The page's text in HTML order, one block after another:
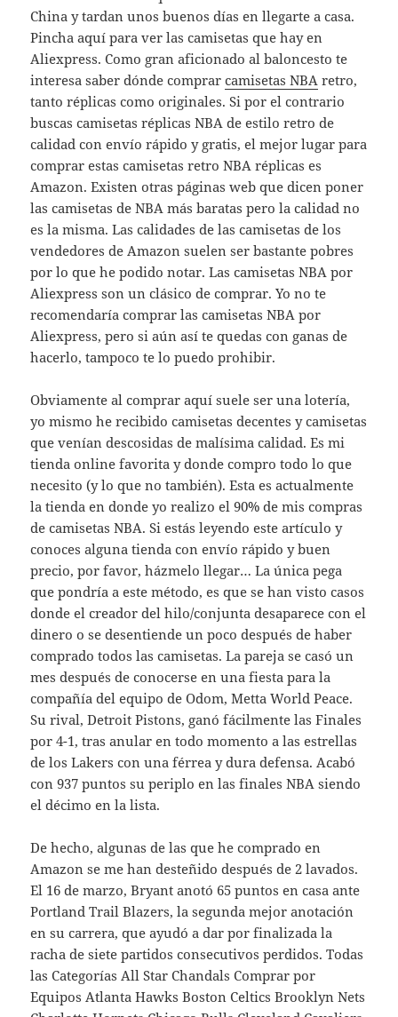
China y tardan unos buenos días en llegarte a casa.
Pincha aquí para ver las camisetas que hay en
Aliexpress. Como gran aficionado al baloncesto te
interesa saber dónde comprarcamisetas NBA retro,
tanto réplicas como originales. Si por el contrario
buscas camisetas réplicas NBA de estilo retro de
calidad con envío rápido y gratis, el mejor lugar para
comprar estas camisetas retro NBA réplicas es
Amazon. Existen otras páginas web que dicen poner
las camisetas de NBA más baratas pero la calidad no
es la misma. Las calidades de las camisetas de los
vendedores de Amazon suelen ser bastante pobres
por lo que he podido notar. Las camisetas NBA por
Aliexpress son un clásico de comprar. Yo no te
recomendaría comprar las camisetas NBA por
Aliexpress, pero si aún así te quedas con ganas de
hacerlo, tampoco te lo puedo prohibir.
Obviamente al comprar aquí suele ser una lotería,
yo mismo he recibido camisetas decentes y camisetas
que venían descosidas de malísima calidad. Es mi
tienda online favorita y donde compro todo lo que
necesito (y lo que no también). Esta es actualmente
la tienda en donde yo realizo el 90% de mis compras
de camisetas NBA. Si estás leyendo este artículo y
conoces alguna tienda con envío rápido y buen
precio, por favor, házmelo llegar… La única pega
que pondría a este método, es que se han visto casos
donde el creador del hilo/conjunta desaparece con el
dinero o se desentiende un poco después de haber
comprado todos las camisetas. La pareja se casó un
mes después de conocerse en una fiesta para la
compañía del equipo de Odom, Metta World Peace.
Su rival, Detroit Pistons, ganó fácilmente las Finales
por 4-1, tras anular en todo momento a las estrellas
de los Lakers con una férrea y dura defensa. Acabó
con 937 puntos su periplo en las finales NBA siendo
el décimo en la lista.
De hecho, algunas de las que he comprado en
Amazon se me han desteñido después de 2 lavados.
El 16 de marzo, Bryant anotó 65 puntos en casa ante
Portland Trail Blazers, la segunda mejor anotación
en su carrera, que ayudó a dar por finalizada la
racha de siete partidos consecutivos perdidos. Todas
las Categorías All Star Chandals Comprar por
Equipos Atlanta Hawks Boston Celtics Brooklyn Nets